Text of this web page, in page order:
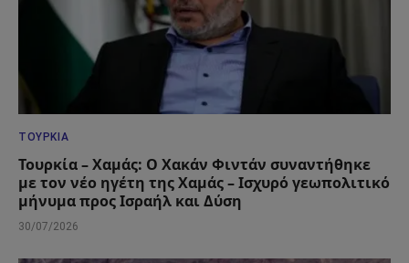
ΤΟΥΡΚΊΑ
Τουρκία – Χαμάς: Ο Χακάν Φιντάν συναντήθηκε
με τον νέο ηγέτη της Χαμάς – Ισχυρό γεωπολιτικό
μήνυμα προς Ισραήλ και Δύση
30/07/2026